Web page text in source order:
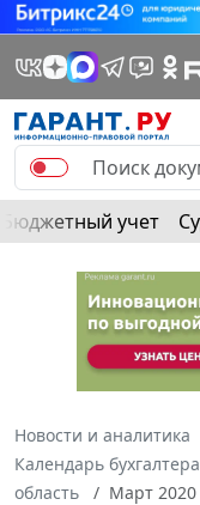
Бюджетный учет
Новости и аналитика
Календарь бухгалтера
область
Март 2020